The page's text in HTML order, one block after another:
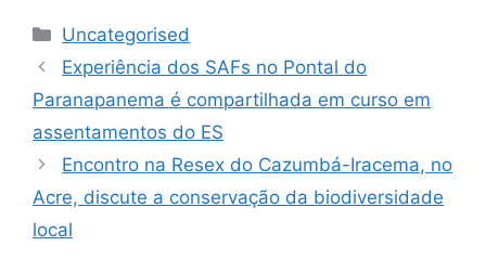
Uncategorised
Experiência dos SAFs no Pontal do
Paranapanema é compartilhada em curso em
assentamentos do ES
Encontro na Resex do Cazumbá-Iracema, no
Acre, discute a conservação da biodiversidade
local